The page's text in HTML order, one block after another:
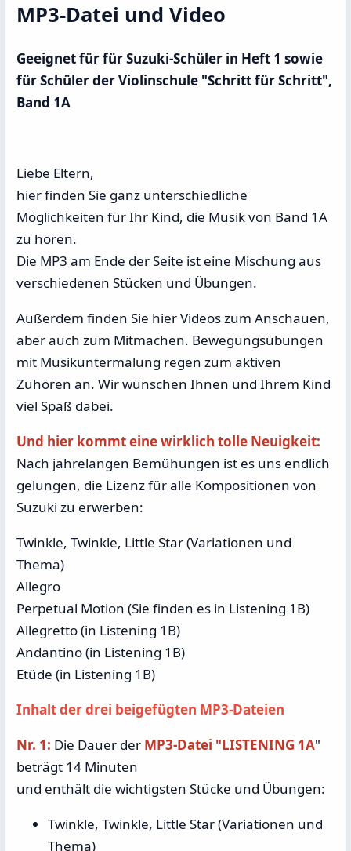
MP3-Datei und Video
Geeignet für für Suzuki-Schüler in Heft 1 sowie
für Schüler der Violinschule "Schritt für Schritt",
Band 1A
Liebe Eltern,
hier finden Sie ganz unterschiedliche
Möglichkeiten für Ihr Kind, die Musik von Band 1A
zu hören.
Die MP3 am Ende der Seite ist eine Mischung aus
verschiedenen Stücken und Übungen.
Außerdem finden Sie hier Videos zum Anschauen,
aber auch zum Mitmachen. Bewegungsübungen
mit Musikuntermalung regen zum aktiven
Zuhören an. Wir wünschen Ihnen und Ihrem Kind
viel Spaß dabei.
Und hier kommt eine wirklich tolle Neuigkeit:
Nach jahrelangen Bemühungen ist es uns endlich
gelungen, die Lizenz für alle Kompositionen von
Suzuki zu erwerben:
Twinkle, Twinkle, Little Star (Variationen und
Thema)
Allegro
Perpetual Motion (Sie finden es in Listening 1B)
Allegretto (in Listening 1B)
Andantino (in Listening 1B)
Etüde (in Listening 1B)
Inhalt der drei beigefügten MP3-Dateien
Nr. 1: Die Dauer der MP3-Datei "LISTENING 1A"
beträgt 14 Minuten
und enthält die wichtigsten Stücke und Übungen:
Twinkle, Twinkle, Little Star (Variationen und
Thema)